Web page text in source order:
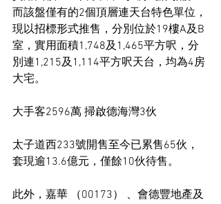
而該盤僅有的2個頂層連天台特色單位，
現以招標形式推售，分別位於19樓A及B
室，實用面積1,748及1,465平方呎，分
別連1,215及1,114平方呎天台，均為4房
大宅。
大手客2596萬 掃啟德海灣3伙
太子道西233號開售至今已累售65伙，
套現逾13.6億元，僅餘10伙待售。
此外，嘉華 （00173） 、會德豐地產及